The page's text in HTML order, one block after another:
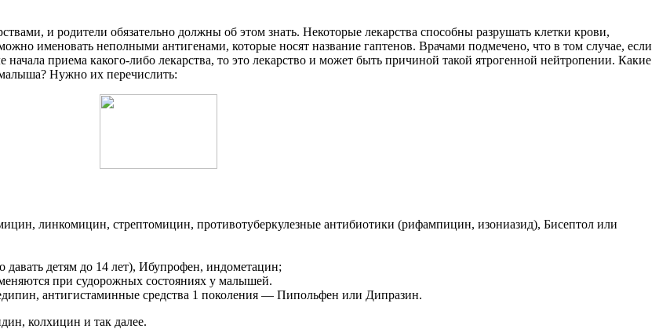
и родители обязательно должны об этом знать. Некоторые лекарства способны разрушать клетки крови,
именовать неполными антигенами, которые носят название гаптенов. Врачами подмечено, что в том случае, если
приема какого-либо лекарства, то это лекарство и может быть причиной такой ятрогенной нейтропении. Какие
Нужно их перечислить:
линкомицин, стрептомицин, противотуберкулезные антибиотики (рифампицин, изониазид), Бисептол или
давать детям до 14 лет), Ибупрофен, индометацин;
при судорожных состояниях у малышей.
антигистаминные средства 1 поколения — Пипольфен или Дипразин.
колхицин и так далее.